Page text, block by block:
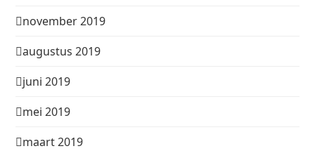
november 2019
augustus 2019
juni 2019
mei 2019
maart 2019